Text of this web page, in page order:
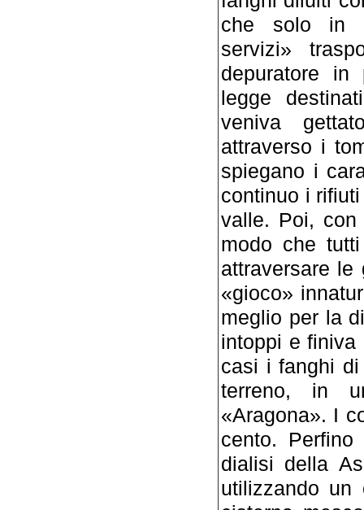
che solo in
servizi»
depuratore
legge
veniva
attraverso i
spiegano i
continuo i
valle. Poi,
modo che
attraversare le
«gioco»
meglio per la
intoppi e finiva
casi i fanghi
terreno, in
«Aragona». I
cento.
dialisi della
utilizzando un